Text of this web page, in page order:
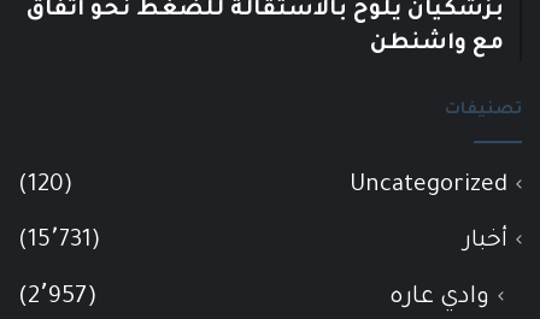
بزشكيان يلوّح بالاستقالة للضغط نحو اتفاق
مع واشنطن
تصنيفات
Uncategorized
(120)
أخبار (15٬731)
وادي عاره (2٬957)